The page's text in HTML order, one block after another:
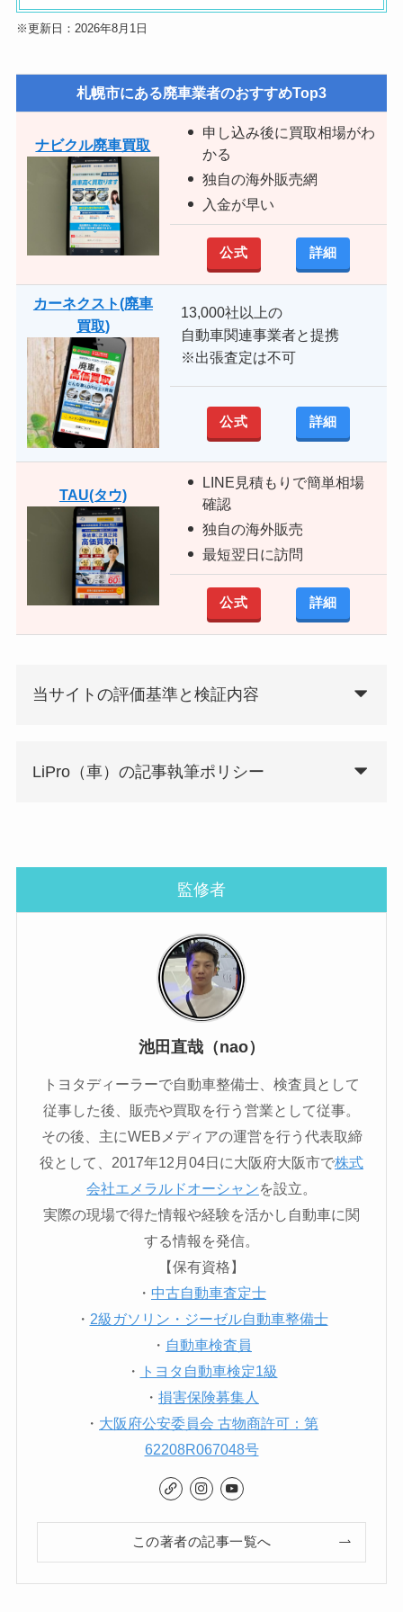
※更新日：2026年8月1日
札幌市にある廃車業者のおすすめTop3
ナビクル廃車買取
申し込み後に買取相場がわ
かる
独自の海外販売網
入金が早い
公式 詳細
カーネクスト(廃車
買取)
13,000社以上の
自動車関連事業者と提携
※出張査定は不可
公式 詳細
TAU(タウ)
LINE見積もりで簡単相場
確認
独自の海外販売
最短翌日に訪問
公式 詳細
当サイトの評価基準と検証内容
LiPro（車）の記事執筆ポリシー
監修者
池田直哉（nao）
トヨタディーラーで自動車整備士、検査員として
従事した後、販売や買取を行う営業として従事。
その後、主にWEBメディアの運営を行う代表取締
役として、2017年12月04日に大阪府大阪市で株式
会社エメラルドオーシャンを設立。
実際の現場で得た情報や経験を活かし自動車に関
する情報を発信。
【保有資格】
・ 中古自動車査定士
・ 2級ガソリン・ジーゼル自動車整備士
・ 自動車検査員
・
トヨタ自動車検定1級
・ 損害保険募集人
・ 大阪府公安委員会 古物商許可：第
62208R067048号
この著者の記事一覧へ